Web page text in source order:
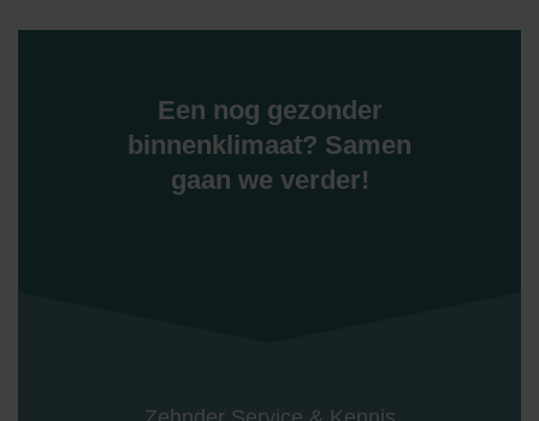
Een nog gezonder
binnenklimaat? Samen
gaan we verder!